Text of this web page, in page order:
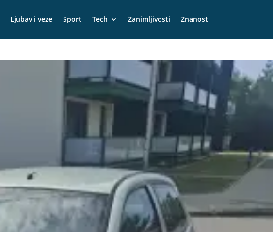
Ljubav i veze Sport Tech Zanimljivosti Znanost